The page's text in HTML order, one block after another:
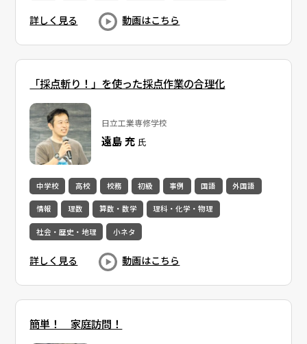
詳しく見る 動画はこちら
「採点斬り！」を使った採点作業の合理化
日立工業専修学校
遠島 充氏
中学校 高校 校務 初級 事例 国語 外国語
情報 理数 算数・数学 理科・化学・物理
社会・歴史・地理 小ネタ
詳しく見る 動画はこちら
簡単！ 家庭訪問！